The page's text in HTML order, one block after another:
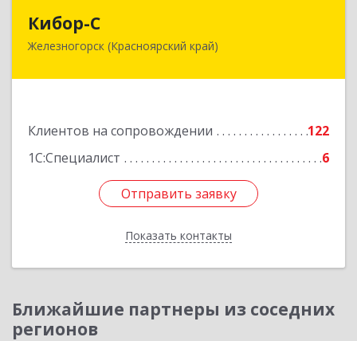
Кибор-С
Железногорск (Красноярский край)
Клиентов на сопровождении
122
1С:Специалист
6
Отправить заявку
Показать контакты
662973, Красноярский край, Железногорск г,
Отправить заявку
Назад
Ближайшие партнеры из соседних
регионов